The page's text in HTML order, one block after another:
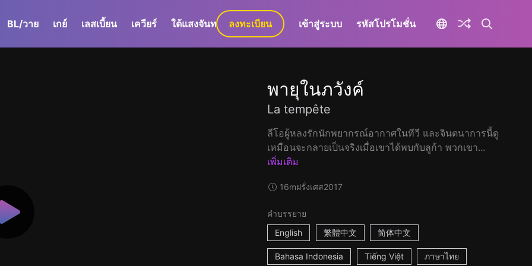
BL/วาย เกย์ เลสเบี้ยน เควียร์ ใต้แสงจันทร์ GaLa+
ลงทะเบียน เข้าสู่ระบบ รหัสโปรโมชั่น
พายุในภวังค์
La tempête
ลีโอผู้หลงรักนักพยากรณ์อากาศในทีวี และจินตนาการนี้ดู
เหมือนจะกลายเป็นจริงเมื่อเขาได้พบกับลูก้า พวกเขา...
เพิ่มเติม
16mฝรั่งเศส2017
คำบรรยาย
English
繁體中文 简体中文
Bahasa Indonesia Tiếng Việt ภาษาไทย